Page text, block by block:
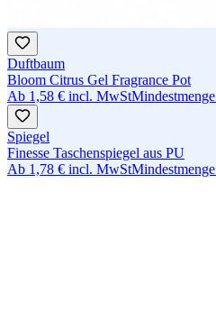
Duftbaum
Bloom Citrus Gel Fragrance Pot
Ab 1,58 € incl. MwStMindestmenge
Spiegel
Finesse Taschenspiegel aus PU
Ab 1,78 € incl. MwStMindestmenge